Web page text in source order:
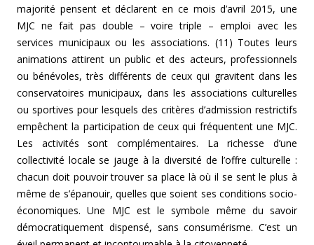
majorité pensent et déclarent en ce mois d’avril 2015, une
MJC ne fait pas double – voire triple – emploi avec les
services municipaux ou les associations. (11) Toutes leurs
animations attirent un public et des acteurs, professionnels
ou bénévoles, très différents de ceux qui gravitent dans les
conservatoires municipaux, dans les associations culturelles
ou sportives pour lesquels des critères d’admission restrictifs
empêchent la participation de ceux qui fréquentent une MJC.
Les activités sont complémentaires. La richesse d’une
collectivité locale se jauge à la diversité de l’offre culturelle :
chacun doit pouvoir trouver sa place là où il se sent le plus à
même de s’épanouir, quelles que soient ses conditions socio-
économiques. Une MJC est le symbole même du savoir
démocratiquement dispensé, sans consumérisme. C’est un